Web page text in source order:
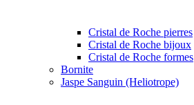
Cristal de Roche pierres
Cristal de Roche bijoux
Cristal de Roche formes
Bornite
Jaspe Sanguin (Heliotrope)